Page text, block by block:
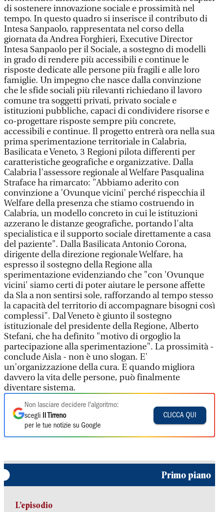
di sostenere innovazione sociale e prossimità nel
tempo. In questo quadro si inserisce il contributo di
Intesa Sanpaolo, rappresentata nel corso della
giornata da Andrea Forghieri, Executive Director
Intesa Sanpaolo per il Sociale, a sostegno di modelli
in grado di rendere più accessibili e continue le
risposte dedicate alle persone più fragili e alle loro
famiglie. Un impegno che nasce dalla convinzione
che le sfide sociali più rilevanti richiedano il lavoro
comune tra soggetti privati, privato sociale e
istituzioni pubbliche, capaci di condividere risorse e
co-progettare risposte sempre più concrete,
accessibili e continue. Il progetto entrerà ora nella sua
prima sperimentazione territoriale in Calabria,
Basilicata e Veneto, 3 Regioni pilota differenti per
caratteristiche geografiche e organizzative. Dalla
Calabria l'assessore regionale al Welfare Pasqualina
Straface ha rimarcato: "Abbiamo aderito con
convinzione a 'Ovunque vicini' perché rispecchia il
Welfare della presenza che stiamo costruendo in
Calabria, un modello concreto in cui le istituzioni
azzerano le distanze geografiche, portando l'alta
specialistica e il supporto sociale direttamente a casa
del paziente". Dalla Basilicata Antonio Corona,
dirigente della direzione regionale Welfare, ha
espresso il sostegno della Regione alla
sperimentazione evidenziando che "con 'Ovunque
vicini' siamo certi di poter aiutare le persone affette
da Sla a non sentirsi sole, rafforzando al tempo stesso
la capacità del territorio di accompagnare bisogni così
complessi". Dal Veneto è giunto il sostegno
istituzionale del presidente della Regione, Alberto
Stefani, che ha definito "motivo di orgoglio la
partecipazione alla sperimentazione". La prossimità -
conclude Aisla - non è uno slogan. E'
un'organizzazione della cura. E quando migliora
davvero la vita delle persone, può finalmente
diventare sistema.
Non lasciare decidere l'algoritmo:
scegli
Il Tirreno
per le tue notizie su Google
CLICCA QUI
Primo piano
L’episodio